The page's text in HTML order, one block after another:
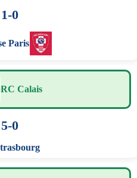
1-0
Paris
RC Calais
5-0